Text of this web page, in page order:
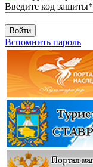
Введите код защиты*
Войти
Вспомнить пароль